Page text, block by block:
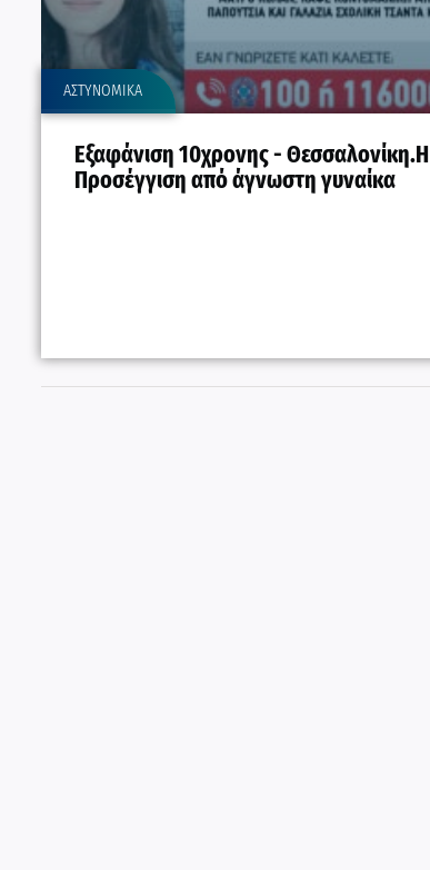
ΑΣΤΥΝΟΜΙΚΑ
Εξαφάνιση 10χρονης - Θεσσαλονίκη.Η
Προσέγγιση από άγνωστη γυναίκα